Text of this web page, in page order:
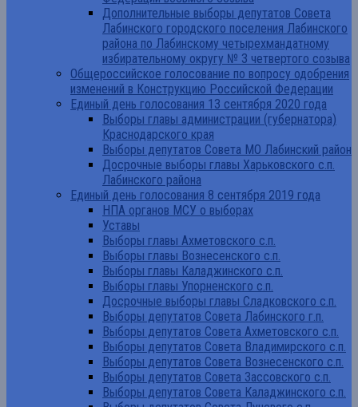
Дополнительные выборы депутатов Совета
Лабинского городского поселения Лабинского
района по Лабинскому четырехмандатному
избирательному округу № 3 четвертого созыва
Общероссийское голосование по вопросу одобрения
изменений в Конструкцию Российской Федерации
Единый день голосования 13 сентября 2020 года
Выборы главы администрации (губернатора)
Краснодарского края
Выборы депутатов Совета МО Лабинский район
Досрочные выборы главы Харьковского с.п.
Лабинского района
Единый день голосования 8 сентября 2019 года
НПА органов МСУ о выборах
Уставы
Выборы главы Ахметовского с.п.
Выборы главы Вознесенского с.п.
Выборы главы Каладжинского с.п.
Выборы главы Упорненского с.п.
Досрочные выборы главы Сладковского с.п.
Выборы депутатов Совета Лабинского г.п.
Выборы депутатов Совета Ахметовского с.п.
Выборы депутатов Совета Владимирского с.п.
Выборы депутатов Совета Вознесенского с.п.
Выборы депутатов Совета Зассовского с.п.
Выборы депутатов Совета Каладжинского с.п.